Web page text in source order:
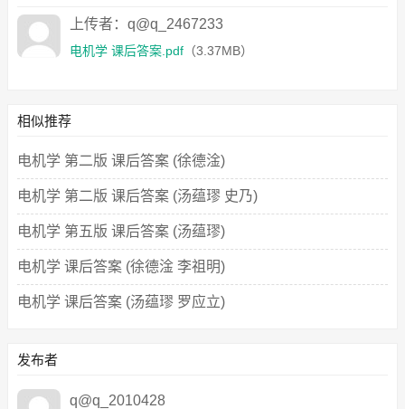
上传者：q@q_2467233
电机学 课后答案.pdf （3.37MB）
相似推荐
电机学 第二版 课后答案 (徐德淦)
电机学 第二版 课后答案 (汤蕴璆 史乃)
电机学 第五版 课后答案 (汤蕴璆)
电机学 课后答案 (徐德淦 李祖明)
电机学 课后答案 (汤蕴璆 罗应立)
发布者
q@q_2010428